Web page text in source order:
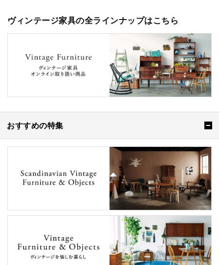
ヴィンテージ家具の全ラインナップはこちら
おすすめの特集